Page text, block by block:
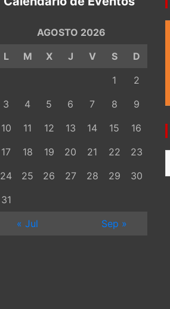
AGOSTO 2026
L
M X J V S
D
1
2
3
4 5 6 7 8
9
10
11 12 13 14 15
16
17
18 19 20 21 22
23
24
25 26 27 28 29
30
31
« Jul
Sep »